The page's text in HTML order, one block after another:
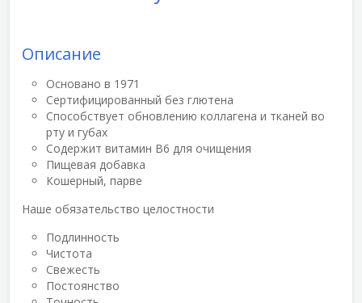
Описание
Основано в 1971
Сертифицированный без глютена
Способствует обновлению коллагена и тканей во
рту и губах
Содержит витамин B6 для очищения
Пищевая добавка
Кошерный, парве
Наше обязательство целостности
Подлинность
Чистота
Свежесть
Постоянство